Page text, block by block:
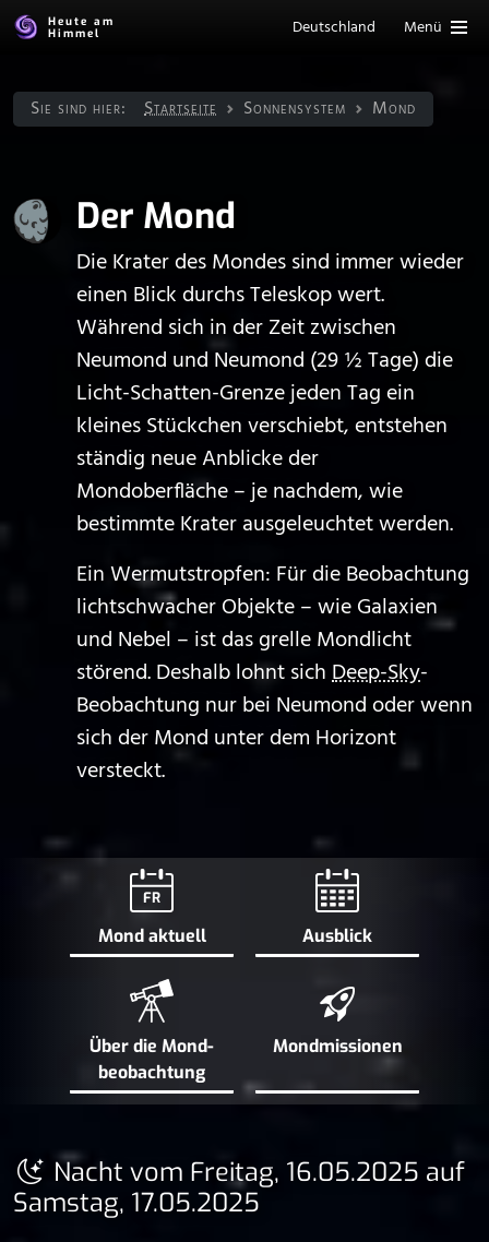
Heute am
Himmel
Deutschland Menü
Sie sind hier: Startseite Sonnen­system Mond
Der Mond
Die Krater des Mondes sind immer wieder
einen Blick durchs Teleskop wert.
Während sich in der Zeit zwischen
Neumond und Neumond (29 ½ Tage) die
Licht-Schatten-Grenze jeden Tag ein
kleines Stückchen verschiebt, entstehen
ständig neue Anblicke der
Mondoberfläche – je nachdem, wie
bestimmte Krater ausgeleuchtet werden.
Ein Wermutstropfen: Für die Beobachtung
lichtschwacher Objekte – wie Galaxien
und Nebel – ist das grelle Mondlicht
störend. Deshalb lohnt sichDeep-Sky-
Beobachtung nur bei Neumond oder wenn
sich der Mond unter dem Horizont
versteckt.
FR
Mond aktuell Ausblick
Über die Mond­
beobachtung
Mond­missionen
Nacht vom Freitag, 16.05.2025 auf
Samstag, 17.05.2025